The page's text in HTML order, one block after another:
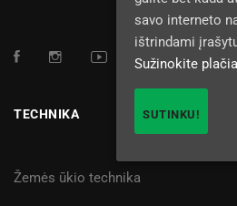
TECHNIKA
Žemės ūkio technika
savo interneto
ištrindami
Sužinokite
SUTINKU!